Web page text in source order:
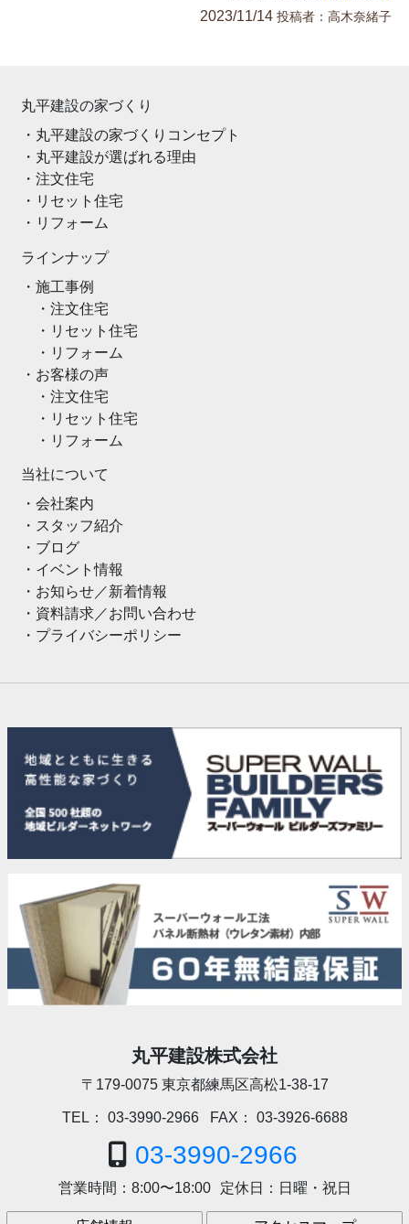
2023/11/14 投稿者：高木奈緒子
丸平建設の家づくり
丸平建設の家づくりコンセプト
丸平建設が選ばれる理由
注文住宅
リセット住宅
リフォーム
ラインナップ
施工事例
注文住宅
リセット住宅
リフォーム
お客様の声
注文住宅
リセット住宅
リフォーム
当社について
会社案内
スタッフ紹介
ブログ
イベント情報
お知らせ／新着情報
資料請求／お問い合わせ
プライバシーポリシー
丸平建設株式会社
〒179-0075 東京都練馬区高松1-38-17
TEL： 03-3990-2966 FAX： 03-3926-6688
03-3990-2966
営業時間： 8:00〜18:00 定休日： 日曜・祝日